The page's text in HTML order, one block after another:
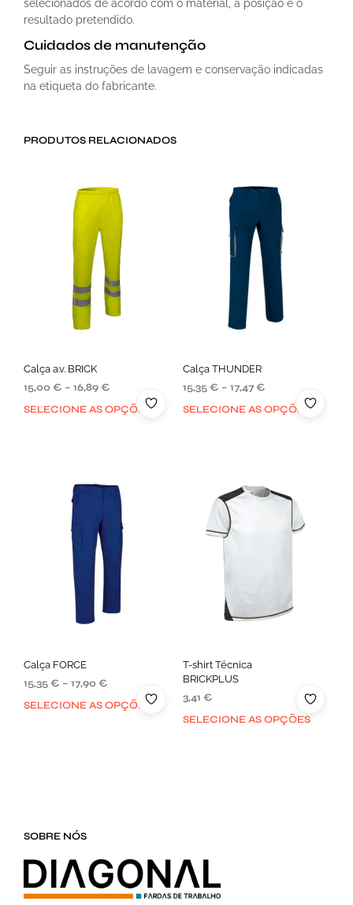
selecionados de acordo com o material, a posição e o
resultado pretendido.
Cuidados de manutenção
Seguir as instruções de lavagem e conservação indicadas
na etiqueta do fabricante.
PRODUTOS RELACIONADOS
Calça a.v. BRICK
15,00 € – 16,89€
SELECIONE AS OPÇÕES
Calça THUNDER
15,35€ – 17,47€
SELECIONE AS OPÇÕES
Calça FORCE
15,35€ – 17,90 €
SELECIONE AS OPÇÕES
T-shirt Técnica
BRICKPLUS
3,41 €
SELECIONE AS OPÇÕES
SOBRE NÓS